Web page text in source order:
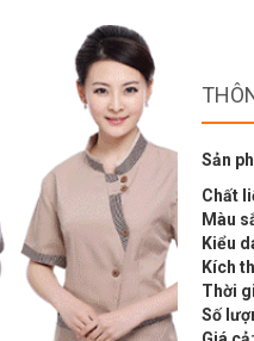
Sản
Chất
Màu
Kiểu
Kích
Thời
Số